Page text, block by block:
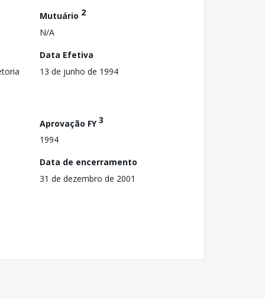
Mutuário 2
N/A
Data Efetiva
13 de junho de 1994
Aprovação FY3
1994
Data de encerramento
31 de dezembro de 2001